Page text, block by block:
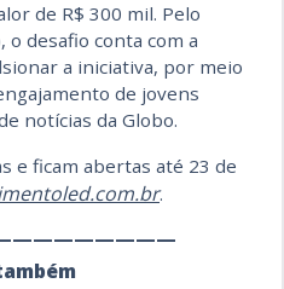
de R$ 300 mil. Pelo
desafio conta com a
a iniciativa, por meio
de jovens
notícias da Globo.
e ficam abertas até 23 de
.